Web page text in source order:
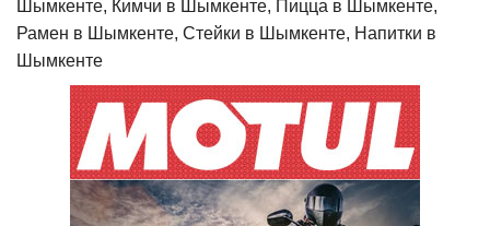
Шымкенте, Кимчи в Шымкенте, Пицца в Шымкенте,
Рамен в Шымкенте, Стейки в Шымкенте, Напитки в
Шымкенте